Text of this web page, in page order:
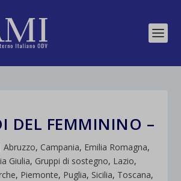
DEL FEMMININO –
Abruzzo, Campania, Emilia Romagna,
Giulia, Gruppi di sostegno, Lazio,
, Piemonte, Puglia, Sicilia, Toscana,